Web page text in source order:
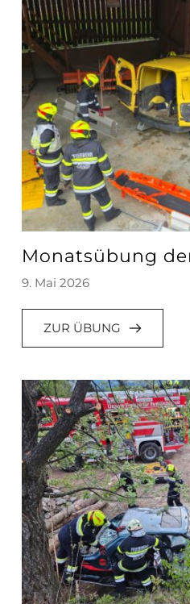
Monatsübung
9. Mai 2026
ZUR ÜBUNG